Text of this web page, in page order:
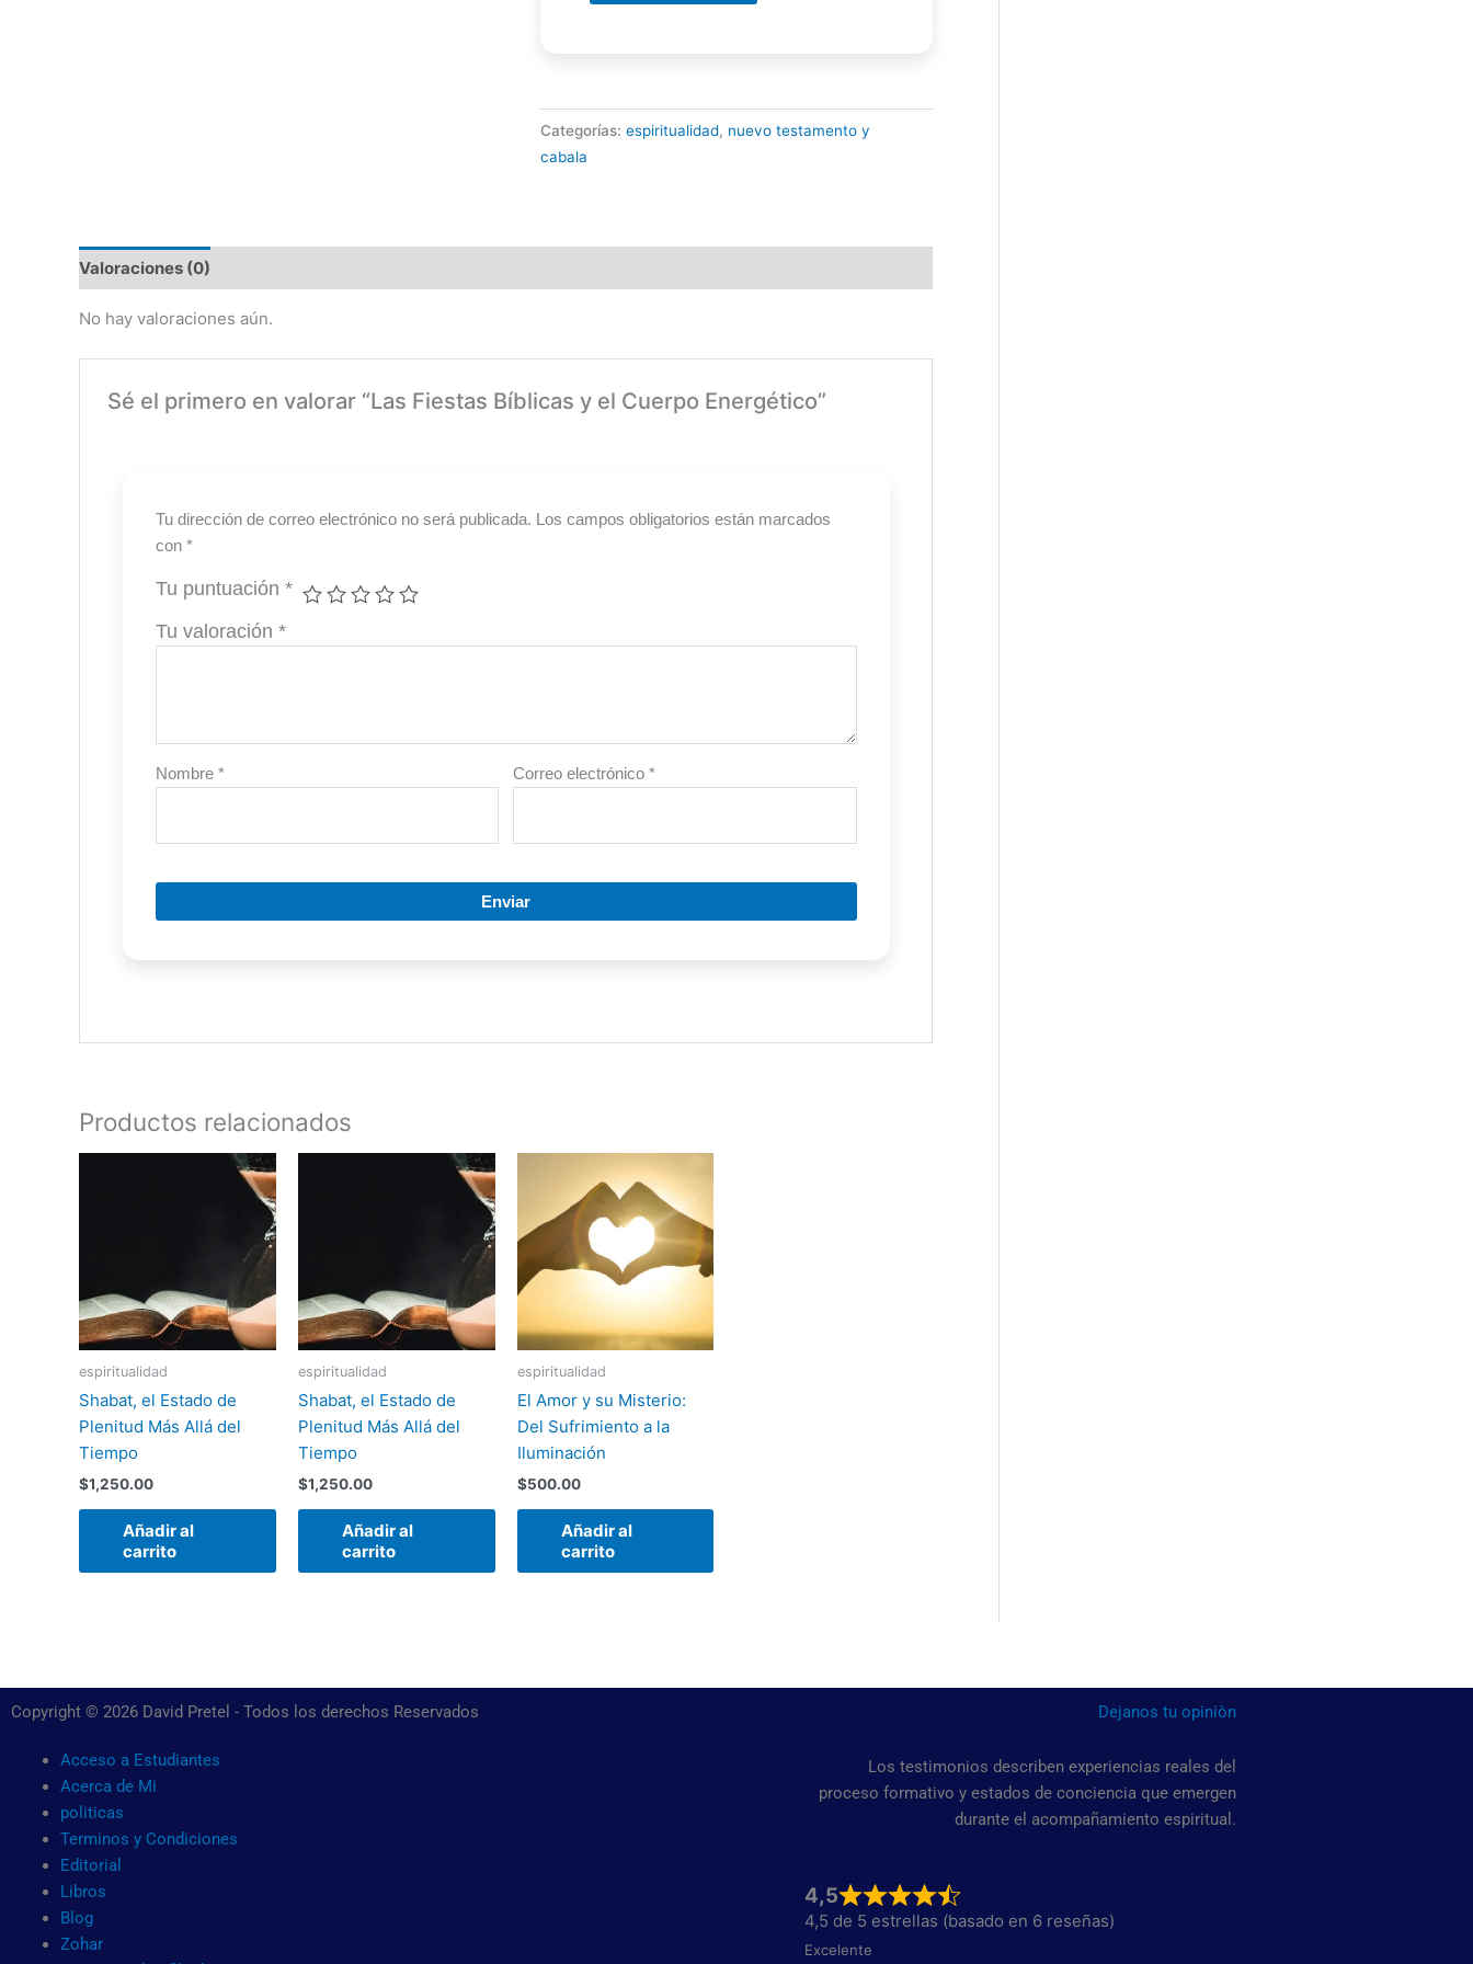
Categorías: espiritualidad, nuevo testamento y
cabala
Valoraciones (0)
No hay valoraciones aún.
Sé el primero en valorar “Las Fiestas Bíblicas y el Cuerpo Energético”
Tu dirección de correo electrónico no será publicada. Los campos obligatorios están marcados
con *
Tu puntuación *
Tu valoración *
Nombre * Correo electrónico *
Productos relacionados
espiritualidad
Shabat, el Estado de
Plenitud Más Allá del
Tiempo
$1,250.00
Añadir al
carrito
espiritualidad
Shabat, el Estado de
Plenitud Más Allá del
Tiempo
$1,250.00
Añadir al
carrito
espiritualidad
El Amor y su Misterio:
Del Sufrimiento a la
Iluminación
$500.00
Añadir al
carrito
Copyright © 2026 David Pretel - Todos los derechos Reservados
Acceso a Estudiantes
Acerca de Mi
politicas
Terminos y Condiciones
Editorial
Libros
Blog
Zohar
Dejanos tu opiniòn
Los testimonios describen experiencias reales del
proceso formativo y estados de conciencia que emergen
durante el acompañamiento espiritual.
4,5
4,5 de 5 estrellas (basado en 6 reseñas)
Excelente